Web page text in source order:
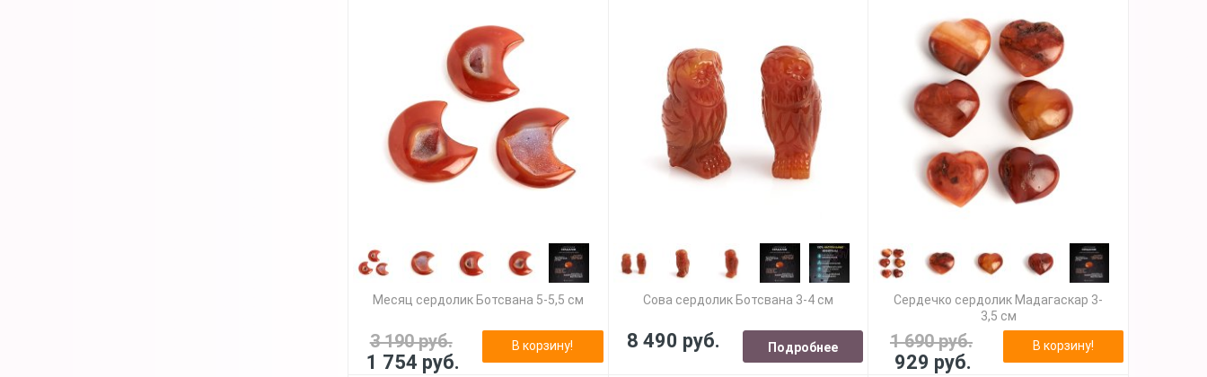
Месяц сердолик Ботсвана 5-5,5 см
3 190 руб.
1 754 руб.
В корзину!
Сова сердолик Ботсвана 3-4 см
8 490 руб. Подробнее
Сердечко сердолик Мадагаскар 3-
3,5 см
1 690 руб.
929 руб.
В корзину!